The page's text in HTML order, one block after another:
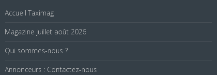
Accueil Taximag
Magazine juillet août 2026
Qui sommes-nous ?
Annonceurs : Contactez-nous